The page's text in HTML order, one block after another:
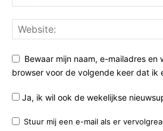
Bewaar mijn naam, e-mailadres en
browser voor de volgende keer dat ik
Ja, ik wil ook de wekelijkse
Stuur mij een e-mail als er